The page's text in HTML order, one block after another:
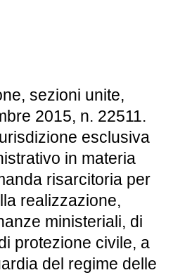
sezioni unite,
2015, n. 22511.
esclusiva
in materia
risarcitoria per
realizzazione,
ministeriali, di
protezione civile, a
del regime delle